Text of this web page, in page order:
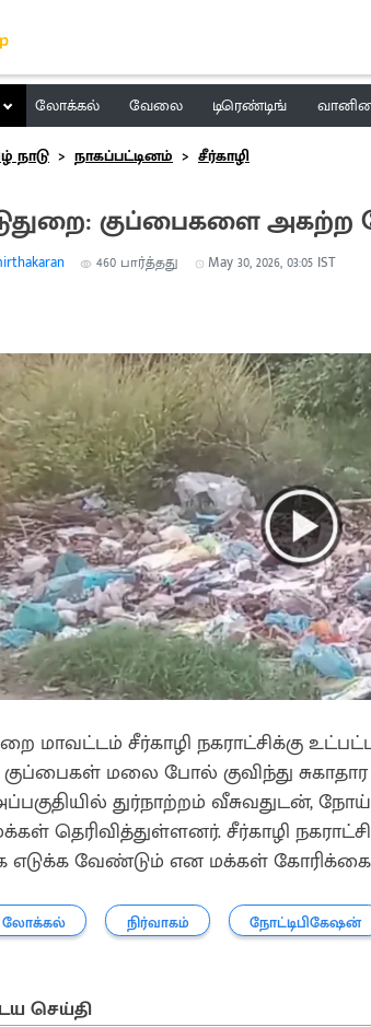
லோக்கல் வேலை டிரெண்டிங்
நாடு நாகப்பட்டினம் சீர்காழி
குப்பைகளை அகற்ற
460 பார்த்தது May 30, 2026, 03:05 IST
மாவட்டம் சீர்காழி நகராட்சிக்கு
மலை போல் குவிந்து
துர்நாற்றம் வீசுவதுடன்,
தெரிவித்துள்ளனர். சீர்காழி
எடுக்க வேண்டும் என மக்கள் கோரிக்கை
லோக்கல் நிர்வாகம் நோட்டிபிகேஷன்
செய்தி